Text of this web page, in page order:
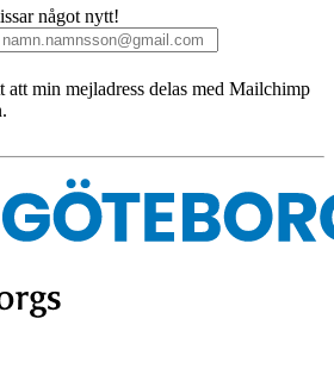
något nytt!
att min mejladress delas med Mailchimp